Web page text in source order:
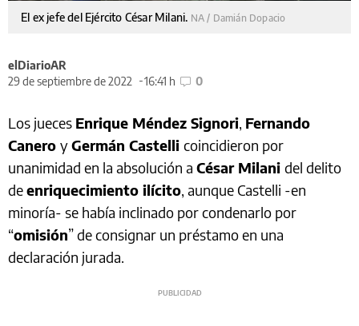
El ex jefe del Ejército César Milani. NA / Damián Dopacio
elDiarioAR
29 de septiembre de 2022
16:41 h 0
Los jueces Enrique Méndez Signori, Fernando
Canero yGermán Castelli coincidieron por
unanimidad en la absolución a César Milani del delito
deenriquecimiento ilícito, aunque Castelli -en
minoría- se había inclinado por condenarlo por
“omisión” de consignar un préstamo en una
declaración jurada.